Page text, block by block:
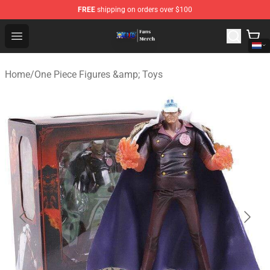
FREE shipping on orders over $100
Open menu
One Piece Store - Official One Piece Merchandise Shop
Home/One Piece Figures &amp; Toys